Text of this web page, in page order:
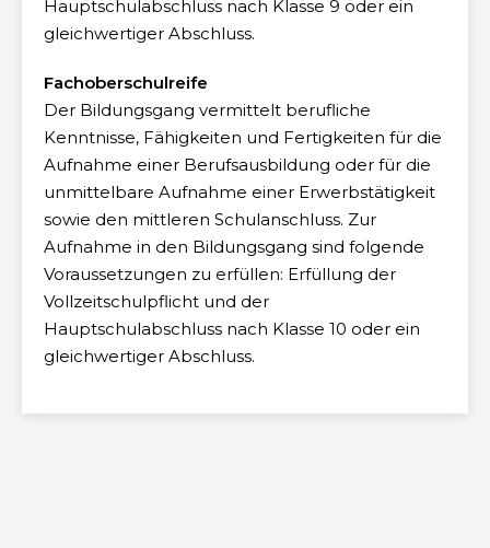
Hauptschulabschluss nach Klasse 9 oder ein
gleichwertiger Abschluss.
Fachoberschulreife
Der Bildungsgang vermittelt berufliche
Kenntnisse, Fähigkeiten und Fertigkeiten für die
Aufnahme einer Berufsausbildung oder für die
unmittelbare Aufnahme einer Erwerbstätigkeit
sowie den mittleren Schulanschluss. Zur
Aufnahme in den Bildungsgang sind folgende
Voraussetzungen zu erfüllen: Erfüllung der
Vollzeitschulpflicht und der
Hauptschulabschluss nach Klasse 10 oder ein
gleichwertiger Abschluss.